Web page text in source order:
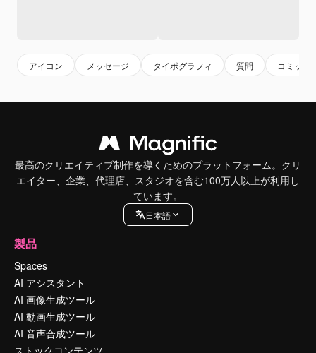
アイコン メッセージ タイポグラフィ 質問 コミック
最高のクリエイティブ制作を導くためのプラットフォーム。クリ
エイター、企業、代理店、スタジオを含む100万人以上が利用し
ています。
日本語
製品
Spaces
AI アシスタント
AI 画像生成ツール
AI 動画生成ツール
AI 音声合成ツール
ストックコンテンツ